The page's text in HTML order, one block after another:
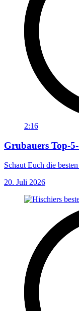
2:16
Grubauers Top-
Schaut Euch die
20. Juli 2026